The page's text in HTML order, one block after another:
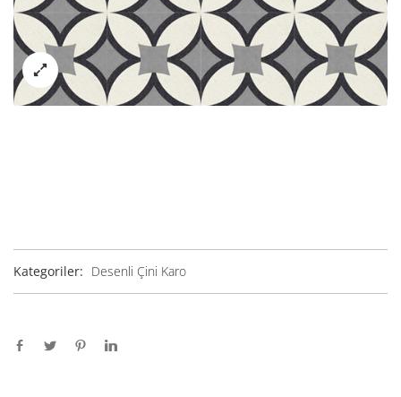
Kategoriler: Desenli Çini Karo